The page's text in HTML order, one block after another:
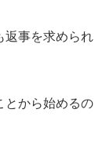
返事を求められ
とから始めるの